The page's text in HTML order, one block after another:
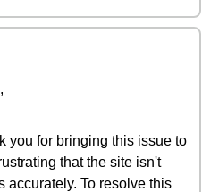
you for bringing this issue to
that the site isn't
accurately. To resolve this